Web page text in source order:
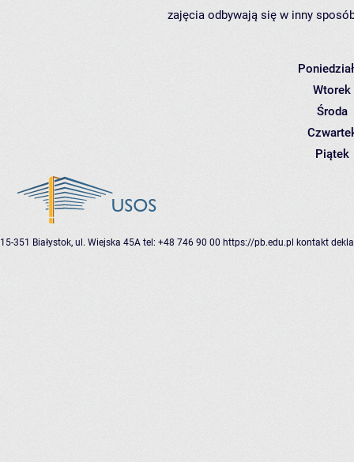
zajęcia odbywają się w inny
Wtorek
Środa
Piątek
15-351 Białystok, ul. Wiejska 45A tel: +48 746 90 00 https://pb.edu.pl kontakt